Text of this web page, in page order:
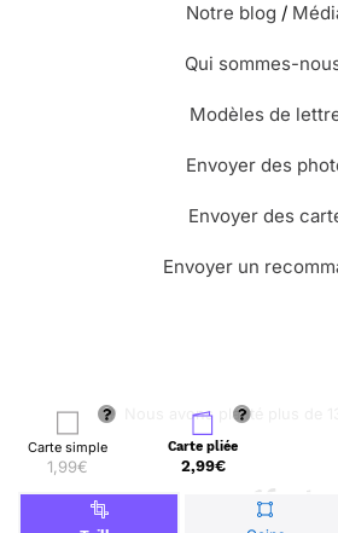
Carte simple
1,99€
Carte pliée
2,99€
Notre blog /
Qui sommes-
Modèles de
Envoyer des
Envoyer des
Envoyer un
🌳 Nous avons planté plus de
© Merci Facteur